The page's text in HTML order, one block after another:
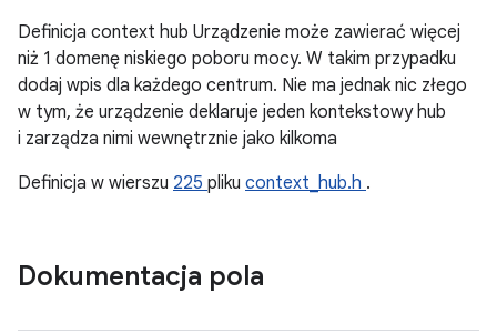
Definicja context hub Urządzenie może zawierać więcej
niż 1 domenę niskiego poboru mocy. W takim przypadku
dodaj wpis dla każdego centrum. Nie ma jednak nic złego
w tym, że urządzenie deklaruje jeden kontekstowy hub
i zarządza nimi wewnętrznie jako kilkoma
Definicja w wierszu 225 pliku context_hub.h .
Dokumentacja pola